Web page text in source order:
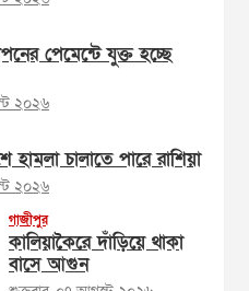
পেমেন্টে যুক্ত হচ্ছে
২০২৬
হামলা চালাতে পারে রাশিয়া
২০২৬
গাজীপুর
কালিয়াকৈরে দাঁড়িয়ে থাকা
বাসে আগুন